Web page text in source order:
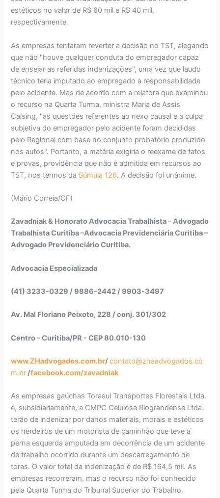
estéticos no valor de R$ 60 mil e R$ 40 mil,
respectivamente.
As empresas tentaram reverter a decisão no TST, alegando
que não "houve qualquer conduta do empregador capaz
de ensejar as referidas indenizações", uma vez que laudo
técnico teria imputado ao empregado a responsabilidade
pelo acidente. Mas de acordo com a relatora que examinou
o recurso na Quarta Turma, ministra Maria de Assis
Calsing, "as questões referentes ao nexo causal e à culpa
subjetiva do empregador pelo acidente foram decididas
pelo Regional com base no conjunto probatório produzido
nos autos". Portanto, a matéria exigiria o reexame de fatos
e provas, providência que não é admitida em recursos ao
TST, nos termos da Súmula 126. A decisão foi unânime.
(Mário Correia/CF)
Zavadniak & Honorato Advocacia Trabalhista - Advogado
Trabalhista Curitiba –Advocacia Previdenciária Curitiba –
Advogado Previdenciário Curitiba.
Advocacia Especializada
(41) 3233-0329 / 9886-2442 / 9903-3497
Av. Mal Floriano Peixoto, 228 / conj. 301/302
Centro - Curitiba/PR - CEP 80.010-130
www.ZHadvogados.com.br/contato@zhaadvogados.co
m.br/facebook.com/zavadniak
As empresas gaúchas Torasul Transportes Florestais Ltda.
e, subsidiariamente, a CMPC Celulose Riograndense Ltda.
terão de indenizar por danos materiais, morais e estéticos
os herdeiros de um motorista de caminhão que teve a
perna esquerda amputada em decorrência de um acidente
de trabalho ocorrido durante um descarregamento de
toras. O valor total da indenização é de R$ 164,5 mil. As
empresas recorreram, mas o recurso não foi conhecido
pela Quarta Turma do Tribunal Superior do Trabalho.